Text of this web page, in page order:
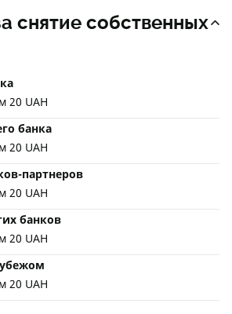
снятие собственных
20 UAH
банка
20 UAH
партнеров
20 UAH
банков
20 UAH
20 UAH